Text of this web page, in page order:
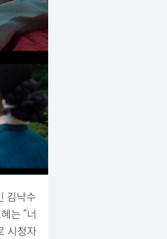
김낙수
는 “너
시청자